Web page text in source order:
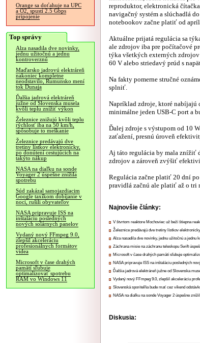
Orange sa doťahuje na UPC
a O2, spustí 2.5 Gbps
pripojenie
Top správy
Alza nasadila dve novinky,
jednu užitočnú a jednu
kontroverznú
Maďarsko jadrovú elektráreň
nakoniec kompletne
neodstavilo, Rumunsko mení
tok Dunaja
Ďalšia jadrová elektráreň
južne od Slovenska musela
kvôli teplu znížiť výkon
Železnice znižujú kvôli teplu
rýchlosť iba na 50 km/h,
spôsobuje to meškanie
Železnice predávajú dve
tretiny lístkov elektronicky,
po donútení cestujúcich na
takýto nákup
NASA na diaľku na sonde
Voyager 2 úspešne znížila
spotrebu
Súd zakázal samojazdiacim
Google taxíkom dobíjanie v
noci, rušili obyvateľov
NASA pripravuje ISS na
inštaláciu posledných
nových solárnych panelov
Vydaný nový FFmpeg 9.0,
zlepšil akceleráciu
profesionálnych formátov
videa
Microsoft v čase drahých
pamätí sľubuje
optimalizovať spotrebu
RAM vo Windows 11
reproduktor, elektronická
navigačný systém a slúchadlá
notebookov začne platiť od
Aktuálne prijatá regulácia sa
ale zdrojov iba pre počítačové
týka všetkých externých
60 V alebo striedavý prúd s
Na fakty pomerne stručné
splniť.
Napríklad zdroje, ktoré nabíjajú
minimálne jeden USB-C port a
Ďalej zdroje s výstupom od 10
zaťažení, presnú úroveň
Aj táto regulácia by mala znížiť
zdrojov a zároveň zvýšiť
Regulácia začne platiť 20 dní
pravidlá začnú ale platiť až o tri
Najnovšie články:
V štvrtom reaktore Mochoviec už beží štiepna
Železnice predávajú dve tretiny lístkov
Alza nasadila dve novinky, jednu užitočnú a jednu
Záchrana misie na záchranu teleskopu Swift
Microsoft v čase drahých pamätí sľubuje
NASA pripravuje ISS na inštaláciu posledných
Ďalšia jadrová elektráreň južne od Slovenska
Vydaný nový FFmpeg 9.0, zlepšil akceleráciu
Slovenská sporiteľňa bude mať cez víkend
NASA na diaľku na sonde Voyager 2 úspešne
Diskusia: